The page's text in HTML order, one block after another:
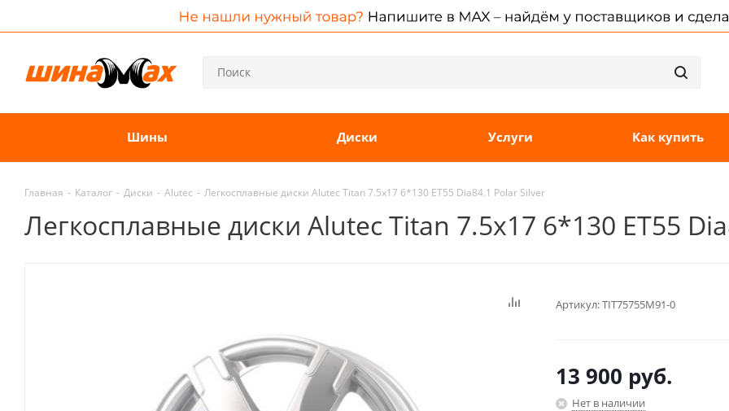
Шины Диски Услуги Как купить
Главная - Каталог - Диски - Alutec - Легкосплавные диски Alutec Titan 7.5x17 6*130 ET55 Dia84.1 Polar Silver
Легкосплавные диски Alutec Titan 7.5x17 6*130 ET55
Артикул:TIT75755M91-0
13 900 руб.
Нет в наличии